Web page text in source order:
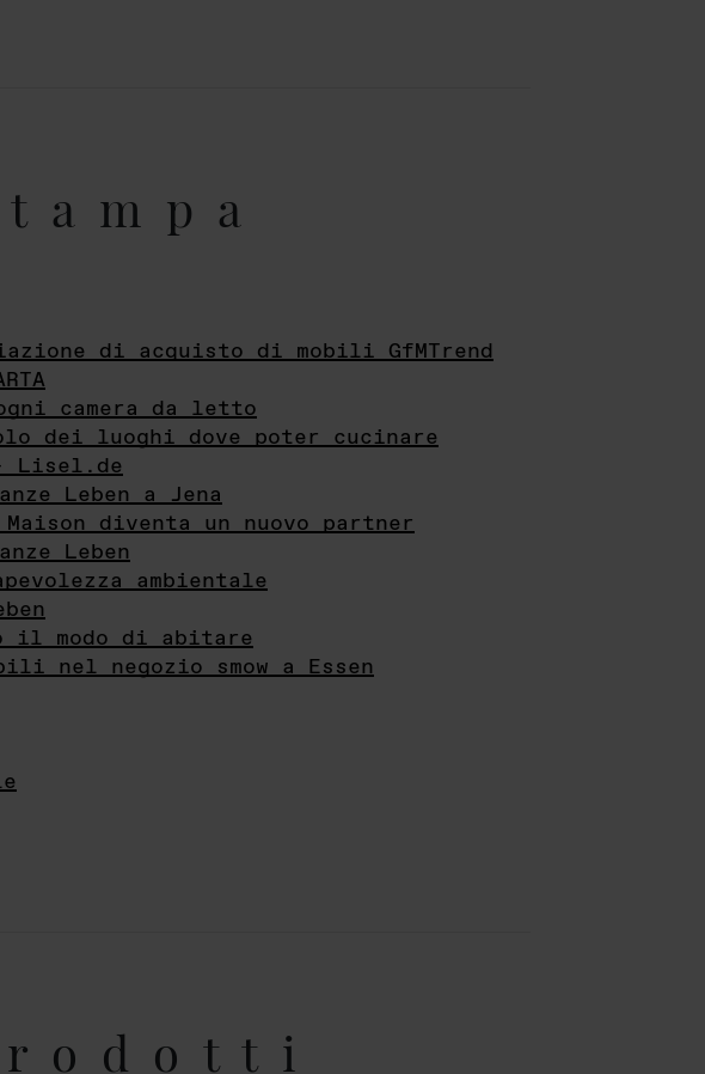
di acquisto di mobili GfMTrend
camera da letto
dei luoghi dove poter cucinare
Lisel.de
Leben a Jena
diventa un nuovo partner
Leben
ambientale
il modo di abitare
nel negozio smow a Essen